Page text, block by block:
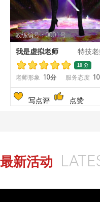
教练编号：0001号
我是虚拟老师 特技
10 分
老师形象 10分 服务态度
写点评 点赞
最新活动